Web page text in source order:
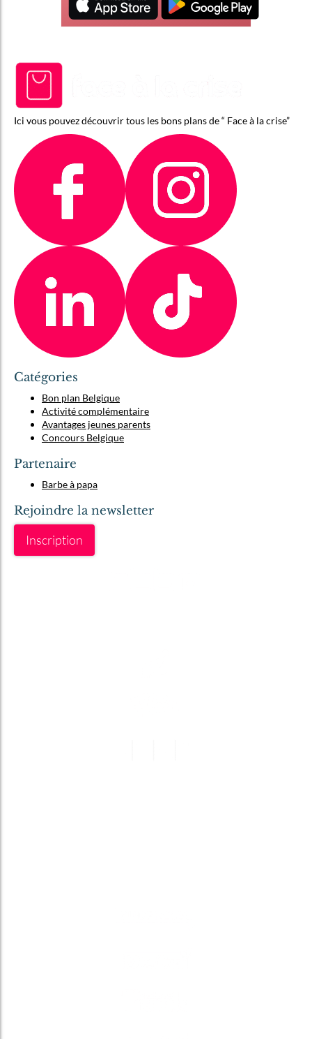
Ici vous pouvez découvrir tous les bons plans de “ Face à la crise”
Catégories
Bon plan Belgique
Activité complémentaire
Avantages jeunes parents
Concours Belgique
Partenaire
Barbe à papa
Rejoindre la newsletter
Inscription